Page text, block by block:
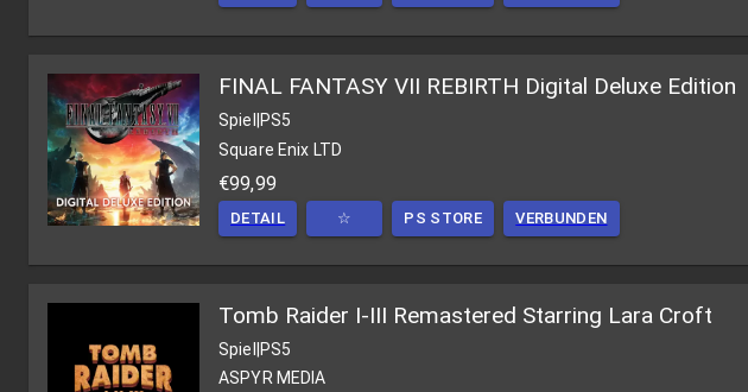
FINAL FANTASY VII REBIRTH Digital Deluxe Edition
Spiel
PS5
Square Enix LTD
€99,99
DETAIL ☆ PS STORE VERBUNDEN
Tomb Raider I-III Remastered Starring Lara Croft
Spiel|PS5
ASPYR MEDIA